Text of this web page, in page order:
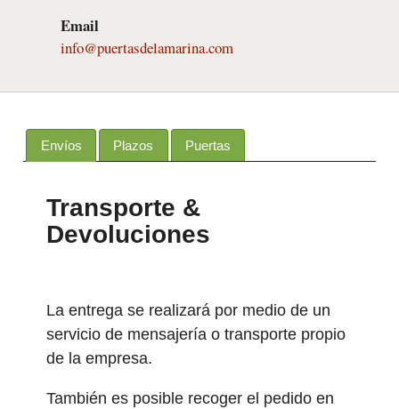
Email
info@puertasdelamarina.com
Envíos Plazos Puertas
Transporte &
Devoluciones
La entrega se realizará por medio de un
servicio de mensajería o transporte propio
de la empresa.
También es posible recoger el pedido en